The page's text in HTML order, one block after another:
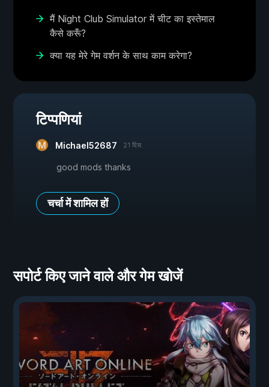
मैं Night Club Simulator में चीट का इस्तेमाल
कैसे करूँ?
क्या यह मेरे गेम वर्शन के साथ काम करेगा?
टिप्पणियां
Michael52687 21 दिस.
good mods thanks
चर्चा में शामिल हों
सपोर्ट किए जाने वाले और गेम खोजें